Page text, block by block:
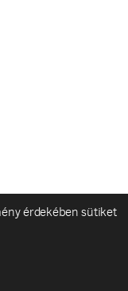
érdekében sütiket